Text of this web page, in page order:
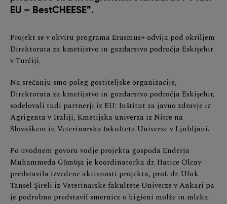
EU – BestCHEESE”.
Projekt se v okviru programa Erasmus+ odvija pod okriljem
Direktorata za kmetijstvo in gozdarstvo področja Eskişehir
v Turčiji.
Na srečanju smo poleg gostiteljske organizacije,
Direktorata za kmetijstvo in gozdarstvo področja Eskişehir,
sodelovali tudi partnerji iz EU: Inštitut za javno zdravje iz
Agrigenta v Italiji, Kmetijska univerza iz Nitre na
Slovaškem in Veterinarska fakulteta Univerze v Ljubljani.
Po uvodnem govoru vodje projekta gospoda Enderja
Muhammeda Gϋmϋşa je koordinatorka dr. Hatice Olcay
predstavila izvedene aktivnosti projekta, prof. dr. Ufuk
Tansel Şireli iz Veterinarske fakultete Univerze v Ankari pa
je podrobno predstavil smernice o higieni molže in mleka.